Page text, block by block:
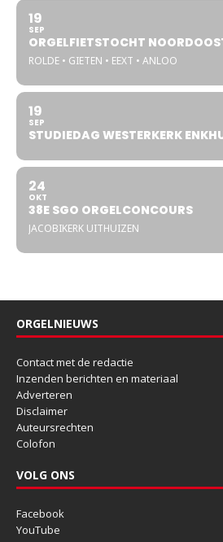
19
SEP
ORGELFIETSTOCHT
ROLDE • GIETEN • EEXT • ANLOO
19
SEP
STUDIEDAG WESTERKERK
24
OKT
38E SGO ORGELCONCOURS
JACOBIKERK UITHUIZEN
ORGELNIEUWS
Contact met de redactie
Inzenden berichten en materiaal
Adverteren
Disclaimer
Auteursrechten
Colofon
VOLG ONS
Facebook
YouTube